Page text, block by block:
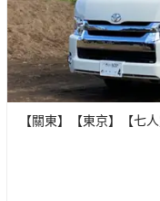
【關東】【東京】【七